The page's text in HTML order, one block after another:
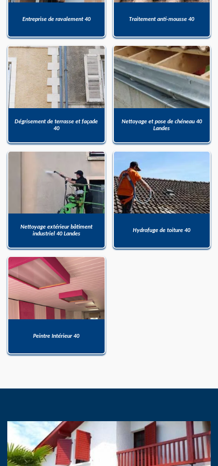
Entreprise de ravalement 40 Traitement anti-mousse 40
Dégrisement de terrasse et façade
40
Nettoyage et pose de chéneau 40
Landes
Nettoyage extérieur bâtiment
industriel 40 Landes
Hydrofuge de toiture 40
Peintre Intérieur 40